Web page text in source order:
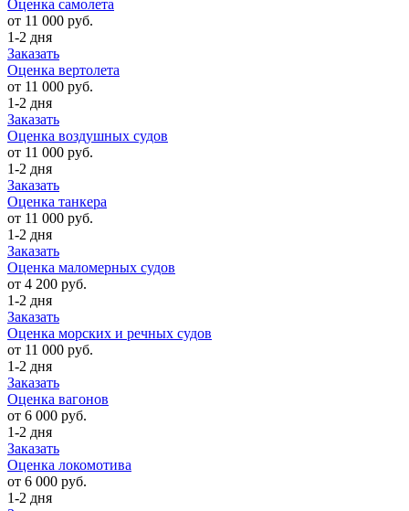
Оценка самолета
от 11 000 руб.
1-2 дня
Заказать
Оценка вертолета
от 11 000 руб.
1-2 дня
Заказать
Оценка воздушных судов
от 11 000 руб.
1-2 дня
Заказать
Оценка танкера
от 11 000 руб.
1-2 дня
Заказать
Оценка маломерных судов
от 4 200 руб.
1-2 дня
Заказать
Оценка морских и речных судов
от 11 000 руб.
1-2 дня
Заказать
Оценка вагонов
от 6 000 руб.
1-2 дня
Заказать
Оценка локомотива
от 6 000 руб.
1-2 дня